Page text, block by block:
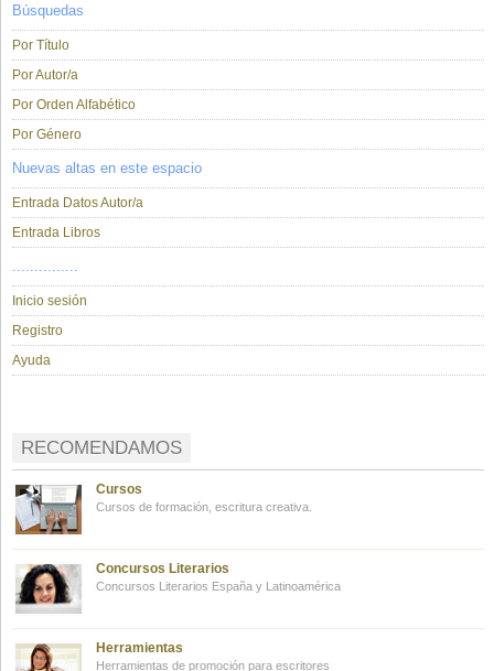
Búsquedas
Por Título
Por Autor/a
Por Orden Alfabético
Por Género
Nuevas altas en este espacio
Entrada Datos Autor/a
Entrada Libros
...............
Inicio sesión
Registro
Ayuda
RECOMENDAMOS
Cursos
Cursos de formación, escritura creativa.
Concursos Literarios
Concursos Literarios España y Latinoamérica
Herramientas
Herramientas de promoción para escritores